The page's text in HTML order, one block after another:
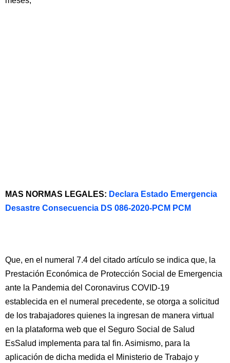
MAS NORMAS LEGALES: Declara Estado Emergencia
Desastre Consecuencia DS 086-2020-PCM PCM
Que, en el numeral 7.4 del citado artículo se indica que, la
Prestación Económica de Protección Social de Emergencia
ante la Pandemia del Coronavirus COVID-19
establecida en el numeral precedente, se otorga a solicitud
de los trabajadores quienes la ingresan de manera virtual
en la plataforma web que el Seguro Social de Salud
EsSalud implementa para tal fin. Asimismo, para la
aplicación de dicha medida el Ministerio de Trabajo y